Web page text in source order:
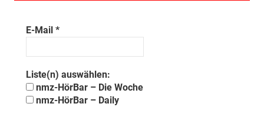
E-Mail *
Liste(n) auswählen:
nmz-HörBar – Die Woche
nmz-HörBar – Daily